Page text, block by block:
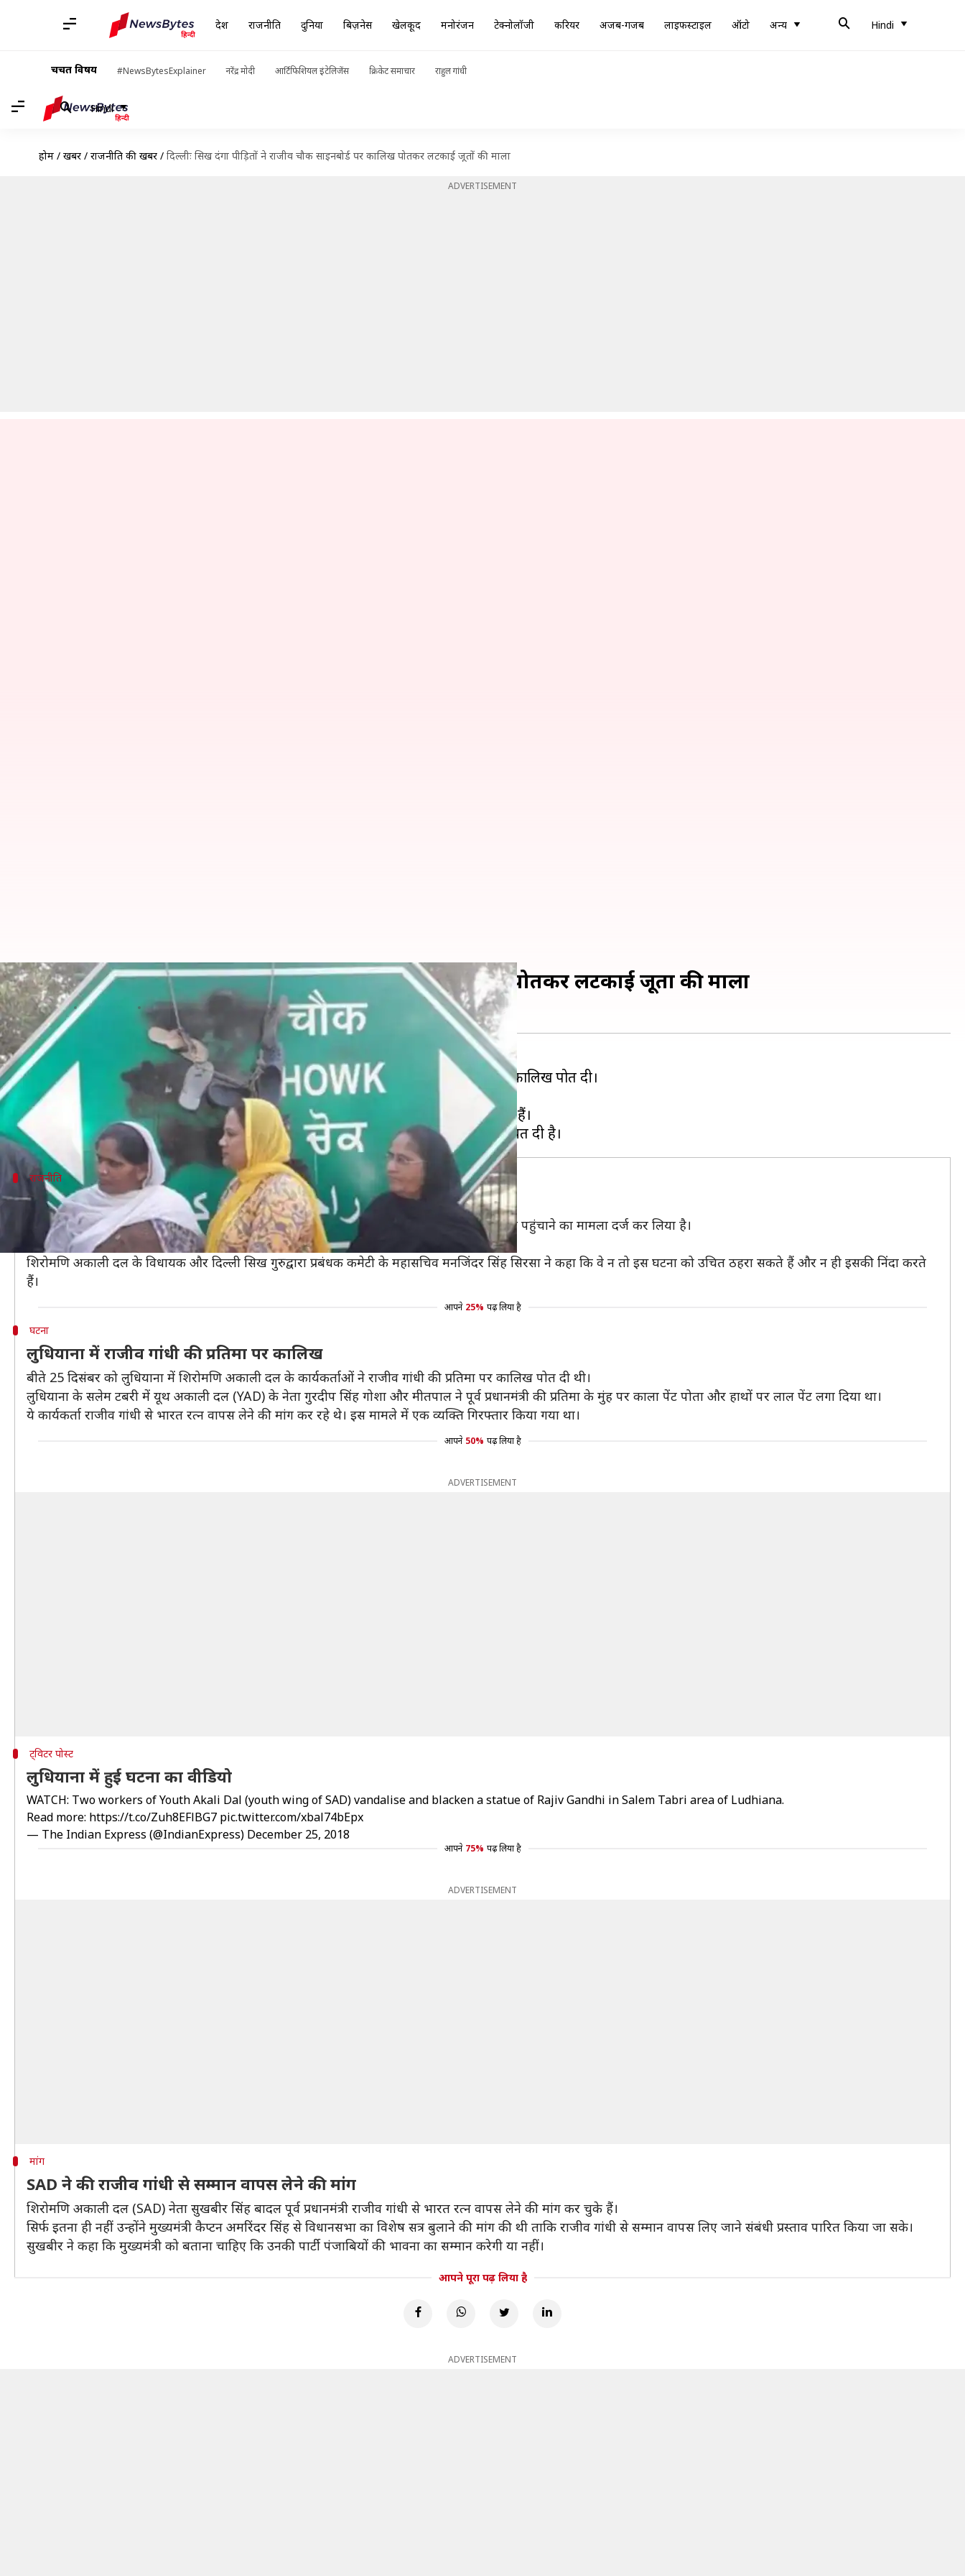
देश राजनीति दुनिया बिज़नेस खेलकूद मनोरंजन टेक्नोलॉजी करियर अजब-गजब लाइफस्टाइल ऑटो अन्य Hindi
चर्चित विषय #NewsBytesExplainer नरेंद्र मोदी आर्टिफिशियल इंटेलिजेंस क्रिकेट समाचार राहुल गांधी
Hindi
होम / खबरें / राजनीति की खबरें / दिल्लीः सिख दंगा पीड़ितों ने राजीव चौक साइनबोर्ड पर कालिख पोतकर लटकाई जूतों की माला
ADVERTISEMENT
दिल्लीः सिख दंगा पीड़ितों ने राजीव चौक साइनबोर्ड पर कालिख पोतकर लटकाई जूतों की माला
लेखन प्रमोद कुमार Dec 27, 2018 03:26 pm
क्या है खबर?
सिख विरोधी दंगों के पीड़ितों के एक समूह ने बुधवार को सेंट्रल दिल्ली के राजीव चौक साइनबोर्ड पर कालिख पोत दी।
इन पीड़ितों ने पूर्व प्रधानमंत्री के खिलाफ नारेबाजी की और साइनबोर्ड पर जूतों की माला भी टांग दी।
ये लोग राजीव चौक का नाम बदलकर शहीद क्रांतिकारी भगत सिंह के नाम पर रखने की मांग कर रहे हैं।
राजनीति
कांग्रेस ने कहा- यह अनुचित काम है
नई दिल्ली के DCP मधुर वर्मा ने बताया कि NDMC की शिकायत पर हमने सार्वजनिक संपत्ति को नुकसान पहुंचाने का मामला दर्ज कर लिया है।
वहीं दिल्ली की पूर्व मुख्यमंत्री और वरिष्ठ कांग्रेस नेता शीला दीक्षित ने कहा कि यह अनुचित काम है।
शिरोमणि अकाली दल के विधायक और दिल्ली सिख गुरुद्वारा प्रबंधक कमेटी के महासचिव मनजिंदर सिंह सिरसा ने कहा कि वे न तो इस घटना को उचित ठहरा सकते हैं और न ही इसकी निंदा करते
हैं।
आपने 25% पढ़ लिया है
घटना
लुधियाना में राजीव गांधी की प्रतिमा पर कालिख
बीते 25 दिसंबर को लुधियाना में शिरोमणि अकाली दल के कार्यकर्ताओं ने राजीव गांधी की प्रतिमा पर कालिख पोत दी थी।
लुधियाना के सलेम टबरी में यूथ अकाली दल (YAD) के नेता गुरदीप सिंह गोशा और मीतपाल ने पूर्व प्रधानमंत्री की प्रतिमा के मुंह पर काला पेंट पोता और हाथों पर लाल पेंट लगा दिया था।
ये कार्यकर्ता राजीव गांधी से भारत रत्न वापस लेने की मांग कर रहे थे। इस मामले में एक व्यक्ति गिरफ्तार किया गया था।
आपने 50% पढ़ लिया है
ADVERTISEMENT
ट्विटर पोस्ट
लुधियाना में हुई घटना का वीडियो
WATCH: Two workers of Youth Akali Dal (youth wing of SAD) vandalise and blacken a statue of Rajiv Gandhi in Salem Tabri area of Ludhiana.
Read more: https://t.co/Zuh8EFlBG7 pic.twitter.com/xbal74bEpx
— The Indian Express (@IndianExpress) December 25, 2018
आपने 75% पढ़ लिया है
ADVERTISEMENT
मांग
SAD ने की राजीव गांधी से सम्मान वापस लेने की मांग
शिरोमणि अकाली दल (SAD) नेता सुखबीर सिंह बादल पूर्व प्रधानमंत्री राजीव गांधी से भारत रत्न वापस लेने की मांग कर चुके हैं।
सिर्फ इतना ही नहीं उन्होंने मुख्यमंत्री कैप्टन अमरिंदर सिंह से विधानसभा का विशेष सत्र बुलाने की मांग की थी ताकि राजीव गांधी से सम्मान वापस लिए जाने संबंधी प्रस्ताव पारित किया जा सके।
सुखबीर ने कहा कि मुख्यमंत्री को बताना चाहिए कि उनकी पार्टी पंजाबियों की भावना का सम्मान करेगी या नहीं।
आपने पूरा पढ़ लिया है
ADVERTISEMENT